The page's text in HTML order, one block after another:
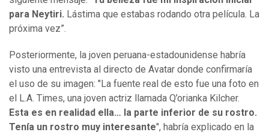
para Neytiri. Lástima que estabas rodando otra película. La
próxima vez”.
Posteriormente, la joven peruana-estadounidense habría
visto una entrevista al directo de Avatar donde confirmaría
el uso de su imagen: "La fuente real de esto fue una foto en
el L.A. Times, una joven actriz llamada Q’orianka Kilcher.
Esta es en realidad ella… la parte inferior de su rostro.
Tenía un rostro muy interesante", habría explicado en la